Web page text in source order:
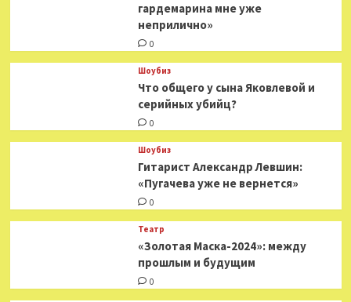
гардемарина мне уже
неприлично»
0
Шоубиз
Что общего у сына Яковлевой и
серийных убийц?
0
Шоубиз
Гитарист Александр Левшин:
«Пугачева уже не вернется»
0
Театр
«Золотая Маска-2024»: между
прошлым и будущим
0